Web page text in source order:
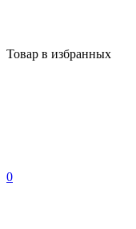
Товар в избранных
0